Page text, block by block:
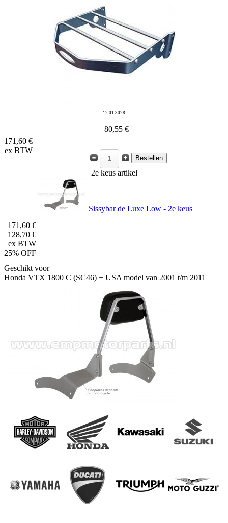
12 01 3028
+80,55 €
171,60 €
ex BTW
2e keus artikel
Sissybar de Luxe Low - 2e keus
171,60 €
128,70 €
ex BTW
25% OFF
Geschikt voor
Honda VTX 1800 C (SC46) + USA model van 2001 t/m 2011